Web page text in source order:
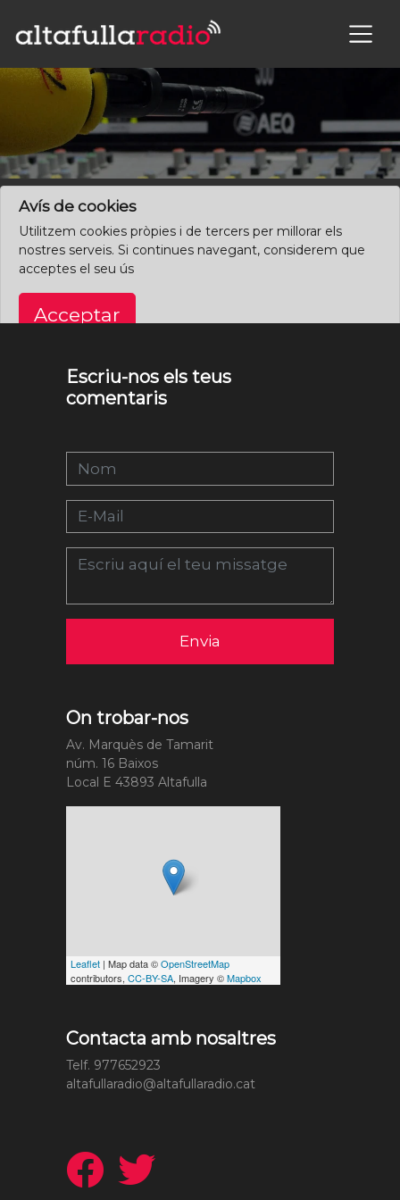
×
Clica aquí per començar des de l'inici
Avís de cookies
Utilitzem cookies pròpies i de tercers per millorar els
nostres serveis. Si continues navegant, considerem que
acceptes el seu ús
Acceptar
Escriu-nos els teus
comentaris
Envia
On trobar-nos
Av. Marquès de Tamarit
núm. 16 Baixos
Local E 43893 Altafulla
Leaflet | Map data ©OpenStreetMap
contributors, CC-BY-SA, Imagery ©Mapbox
Contacta amb nosaltres
Telf. 977652923
altafullaradio@altafullaradio.cat